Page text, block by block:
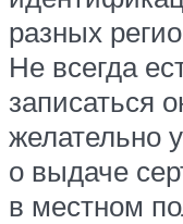
разных
Не всегда
записаться
желательно
о выдаче
в местном